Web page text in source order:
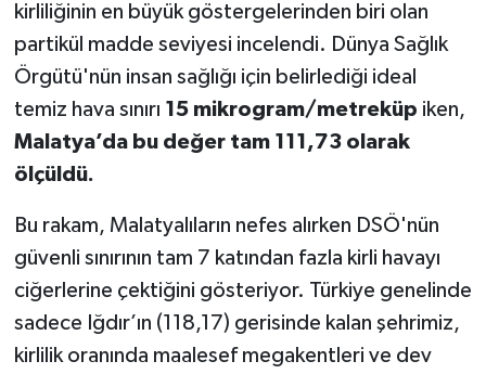
kirliliğinin en büyük göstergelerinden biri olan
partikül madde seviyesi incelendi. Dünya Sağlık
Örgütü'nün insan sağlığı için belirlediği ideal
temiz hava sınırı 15 mikrogram/metreküp iken,
Malatya’da bu değer tam 111,73 olarak
ölçüldü.
Bu rakam, Malatyalıların nefes alırken DSÖ'nün
güvenli sınırının tam 7 katından fazla kirli havayı
ciğerlerine çektiğini gösteriyor. Türkiye genelinde
sadece Iğdır’ın (118,17) gerisinde kalan şehrimiz,
kirlilik oranında maalesef megakentleri ve dev